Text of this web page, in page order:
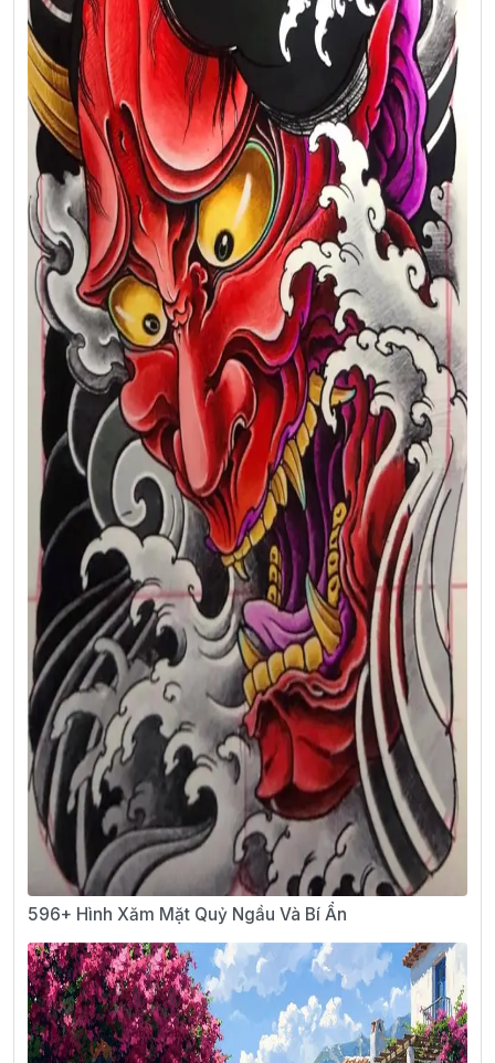
596+ Hình Xăm Mặt Quỷ Ngầu Và Bí Ẩn